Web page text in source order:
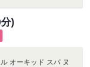
)
オーキッド スパ ヌ